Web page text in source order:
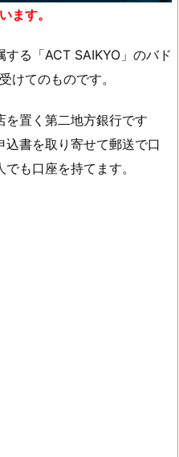
ます。
る「ACT SAIKYO」のバド
けてのものです。
を置く第二地方銀行です
書を取り寄せて郵送で口
も口座を持てます。